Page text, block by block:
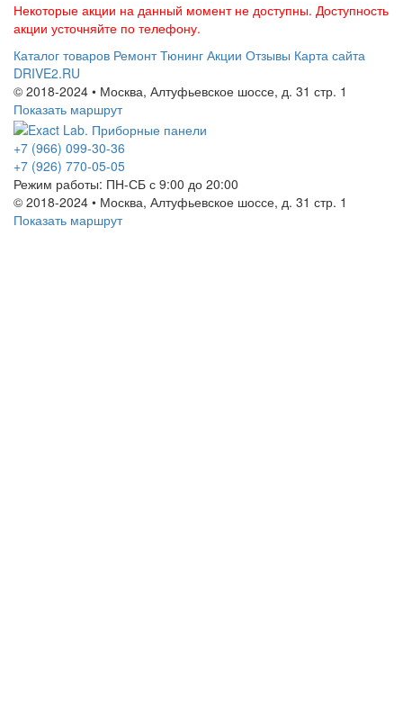
Некоторые акции на данный момент не доступны. Доступность
акции усточняйте по телефону.
Каталог товаров Ремонт Тюнинг Акции Отзывы Карта сайта
DRIVE2.RU
© 2018-2024 • Москва, Алтуфьевское шоссе, д. 31 стр. 1
Показать маршрут
+7 (966) 099-30-36
+7 (926) 770-05-05
Режим работы: ПН-СБ с 9:00 до 20:00
© 2018-2024 • Москва, Алтуфьевское шоссе, д. 31 стр. 1
Показать маршрут